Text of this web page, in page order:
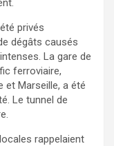
privés
dégâts causés
La gare de
ferroviaire,
et Marseille, a été
Le tunnel de
rappelaient